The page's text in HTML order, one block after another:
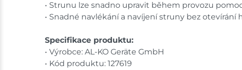
• Strunu lze snadno upravit během provozu
• Snadné navlékání a navíjení struny bez otevírání
Specifikace produktu:
• Výrobce: AL-KO Geräte GmbH
• Kód produktu: 127619